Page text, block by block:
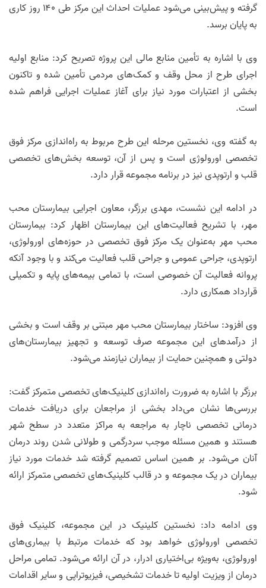
گرفته و پیش‌بینی می‌شود عملیات احداث این مرکز طی ۱۴۰ روز کاری
به پایان برسد.
وی با اشاره به تأمین منابع مالی این پروژه تصریح کرد: منابع اولیه
اجرای طرح از محل وقف و کمک‌های مردمی تأمین شده و تاکنون
بخشی از اعتبارات مورد نیاز برای آغاز عملیات اجرایی فراهم شده
است.
به گفته وی، نخستین مرحله این طرح مربوط به راه‌اندازی مرکز فوق
تخصصی اورولوژی است و پس از آن، توسعه بخش‌های تخصصی
قلب و ارتوپدی نیز در برنامه مجموعه قرار دارد.
در ادامه این نشست، مهدی برزگر، معاون اجرایی بیمارستان محب
مهر، با تشریح فعالیت‌های این بیمارستان اظهار کرد: بیمارستان
محب مهر به‌عنوان یک مرکز فوق تخصصی در حوزه‌های اورولوژی،
ارتوپدی، جراحی عمومی و جراحی قلب فعالیت می‌کند و با وجود آنکه
پروانه فعالیت آن خصوصی است، با تمامی بیمه‌های پایه و تکمیلی
قرارداد همکاری دارد.
وی افزود: ساختار بیمارستان محب مهر مبتنی بر وقف است و بخشی
از درآمد‌های این مجموعه صرف توسعه و تجهیز بیمارستان‌های
دولتی و همچنین حمایت از بیماران نیازمند می‌شود.
برزگر با اشاره به ضرورت راه‌اندازی کلینیک‌های تخصصی متمرکز گفت:
بررسی‌ها نشان می‌داد بخشی از مراجعان برای دریافت خدمات
درمانی تخصصی ناچار به مراجعه به مراکز متعدد در سطح شهر
هستند و همین مسئله موجب سردرگمی و طولانی شدن روند درمان
آنان می‌شود. بر همین اساس تصمیم گرفته شد خدمات مورد نیاز
بیماران در یک مجموعه و در قالب کلینیک‌های تخصصی متمرکز ارائه
شود.
وی ادامه داد: نخستین کلینیک در این مجموعه، کلینیک فوق
تخصصی اورولوژی خواهد بود که خدمات مرتبط با بیماری‌های
اورولوژی، به‌ویژه بی‌اختیاری ادرار، در آن ارائه می‌شود. تمامی مراحل
درمان از ویزیت اولیه تا خدمات تشخیصی، فیزیوتراپی و سایر اقدامات